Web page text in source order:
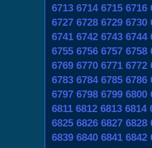
6713 6714 6715 6716
6727 6728 6729 6730
6741 6742 6743 6744
6755 6756 6757 6758
6769 6770 6771 6772
6783 6784 6785 6786
6797 6798 6799 6800
6811 6812 6813 6814
6825 6826 6827 6828
6839 6840 6841 6842